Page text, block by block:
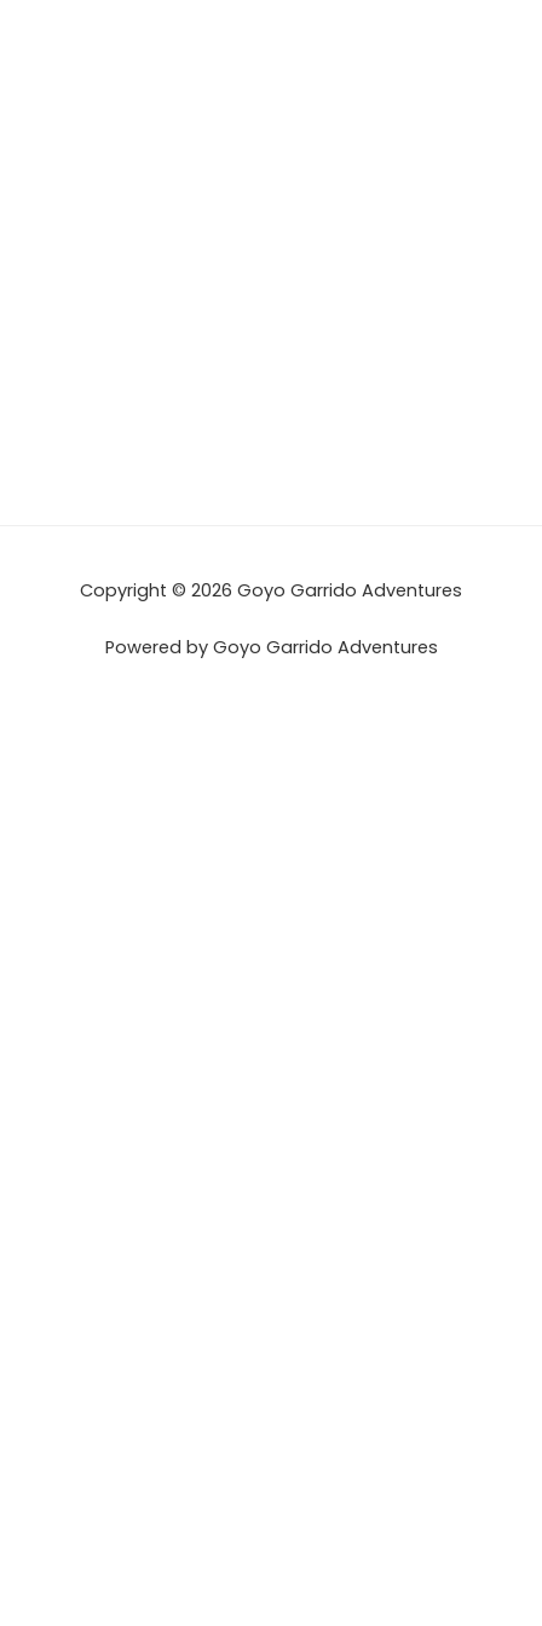
Copyright © 2026 Goyo Garrido Adventures
Powered by Goyo Garrido Adventures